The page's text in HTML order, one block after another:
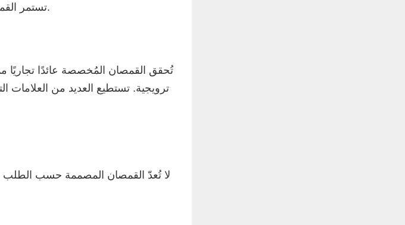
تستمر القمصان في تسويق علامتك التجارية حتى بعد انتهاء فترة الحملة، حيث تبقى قيد الاستخدام.
تُحقق القمصان المُخصصة عائدًا تجاريًا
ترويجية. تستطيع العديد من العلامات
لا تُعدّ القمصان المصممة حسب الطلب